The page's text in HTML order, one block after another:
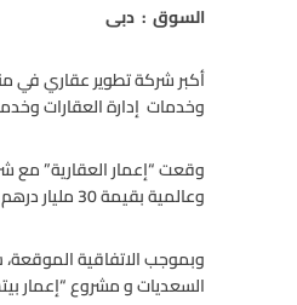
السوق : دبى
أكبر شركة تطوير عقاري في
وخدمات إدارة العقارات
وقعت “إعمار العقارية” مع
وعالمية بقيمة 30 مليار درهم هذا اليوم في دبي.
وبموجب الاتفاقية
السعديات و مشروع “إعمار